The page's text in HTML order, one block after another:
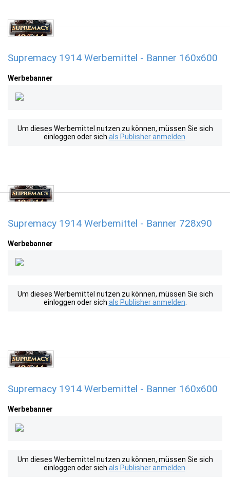
Supremacy 1914 Werbemittel - Banner 160x600
Werbebanner
Um dieses Werbemittel nutzen zu können, müssen Sie sich
einloggen oder sich als Publisher anmelden
Supremacy 1914 Werbemittel - Banner 728x90
Werbebanner
Um dieses Werbemittel nutzen zu können, müssen Sie sich
einloggen oder sich als Publisher anmelden
Supremacy 1914 Werbemittel - Banner 160x600
Werbebanner
Um dieses Werbemittel nutzen zu können, müssen Sie sich
einloggen oder sich als Publisher anmelden